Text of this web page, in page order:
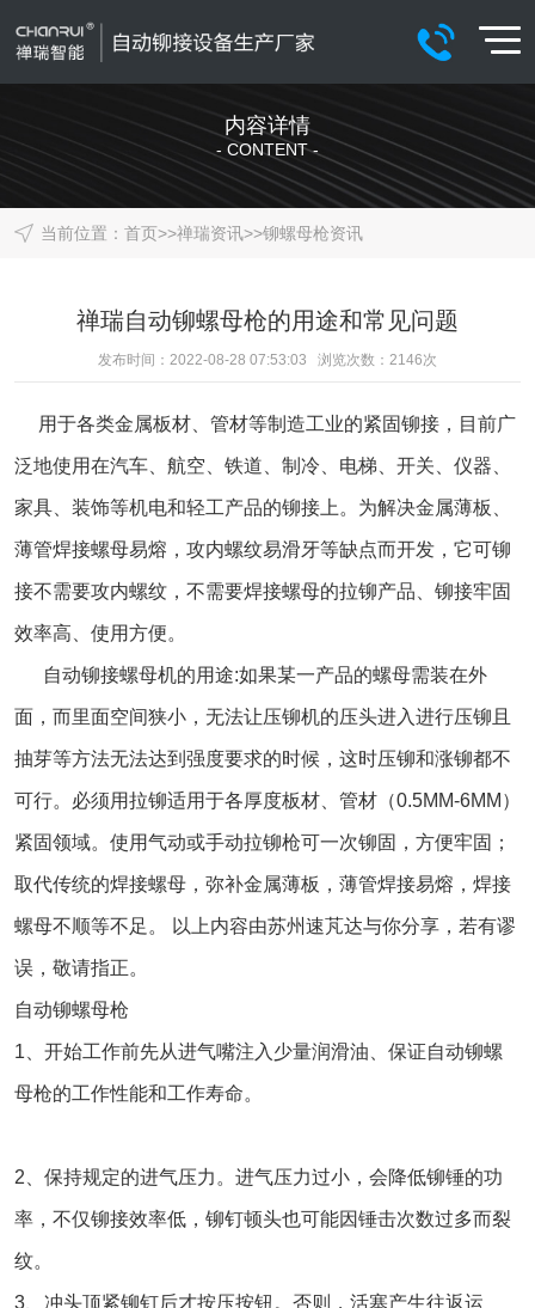
内容详情
- CONTENT -
当前位置： 首页>>禅瑞资讯>>铆螺母枪资讯
禅瑞自动铆螺母枪的用途和常见问题
发布时间：2022-08-28 07:53:03 浏览次数： 2146次
用于各类金属板材、管材等制造工业的紧固铆接，目前广
泛地使用在汽车、航空、铁道、制冷、电梯、开关、仪器、
家具、装饰等机电和轻工产品的铆接上。为解决金属薄板、
薄管焊接螺母易熔，攻内螺纹易滑牙等缺点而开发，它可铆
接不需要攻内螺纹，不需要焊接螺母的拉铆产品、铆接牢固
效率高、使用方便。
自动铆接螺母机的用途:如果某一产品的螺母需装在外
面，而里面空间狭小，无法让压铆机的压头进入进行压铆且
抽芽等方法无法达到强度要求的时候，这时压铆和涨铆都不
可行。必须用拉铆适用于各厚度板材、管材（0.5MM-6MM）
紧固领域。使用气动或手动拉铆枪可一次铆固，方便牢固；
取代传统的焊接螺母，弥补金属薄板，薄管焊接易熔，焊接
螺母不顺等不足。 以上内容由苏州速芃达与你分享，若有谬
误，敬请指正。
自动铆螺母枪
1、开始工作前先从进气嘴注入少量润滑油、保证自动铆螺
母枪的工作性能和工作寿命。
2、保持规定的进气压力。进气压力过小，会降低铆锤的功
率，不仅铆接效率低，铆钉顿头也可能因锤击次数过多而裂
纹。
3、冲头顶紧铆钉后才按压按钮。否则，活塞产生往返运